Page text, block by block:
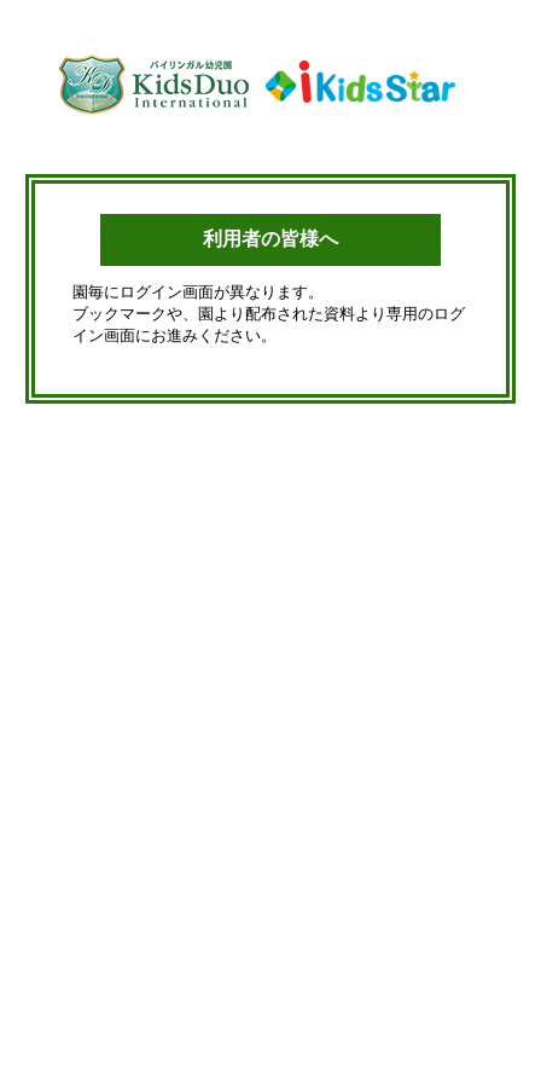
利用者の皆様へ
園毎にログイン画面が異なります。
ブックマークや、園より配布された資料より専用のログ
イン画面にお進みください。